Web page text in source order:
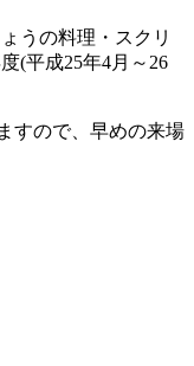
うの料理・スクリ
(平成25年4月～26
すので、早めの来場